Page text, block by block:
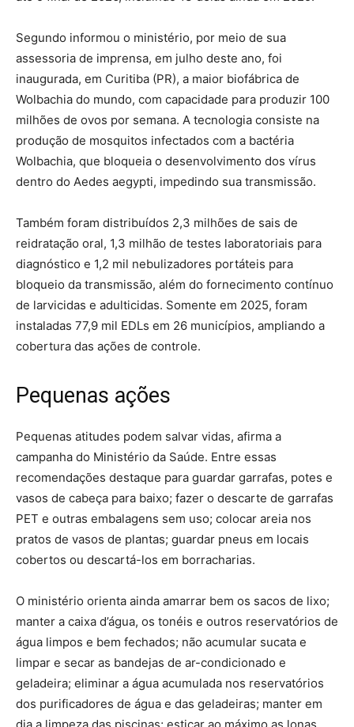
Segundo informou o ministério, por meio de sua
assessoria de imprensa, em julho deste ano, foi
inaugurada, em Curitiba (PR), a maior biofábrica de
Wolbachia do mundo, com capacidade para produzir 100
milhões de ovos por semana. A tecnologia consiste na
produção de mosquitos infectados com a bactéria
Wolbachia, que bloqueia o desenvolvimento dos vírus
dentro do Aedes aegypti, impedindo sua transmissão.
Também foram distribuídos 2,3 milhões de sais de
reidratação oral, 1,3 milhão de testes laboratoriais para
diagnóstico e 1,2 mil nebulizadores portáteis para
bloqueio da transmissão, além do fornecimento contínuo
de larvicidas e adulticidas. Somente em 2025, foram
instaladas 77,9 mil EDLs em 26 municípios, ampliando a
cobertura das ações de controle.
Pequenas ações
Pequenas atitudes podem salvar vidas, afirma a
campanha do Ministério da Saúde. Entre essas
recomendações destaque para guardar garrafas, potes e
vasos de cabeça para baixo; fazer o descarte de garrafas
PET e outras embalagens sem uso; colocar areia nos
pratos de vasos de plantas; guardar pneus em locais
cobertos ou descartá-los em borracharias.
O ministério orienta ainda amarrar bem os sacos de lixo;
manter a caixa d’água, os tonéis e outros reservatórios de
água limpos e bem fechados; não acumular sucata e
limpar e secar as bandejas de ar-condicionado e
geladeira; eliminar a água acumulada nos reservatórios
dos purificadores de água e das geladeiras; manter em
dia a limpeza das piscinas; esticar ao máximo as lonas